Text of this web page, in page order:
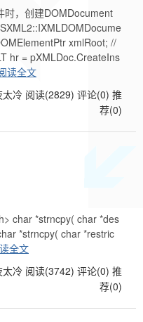
时，创建DOMDocument
xmlRoot; //
hr = pXMLDoc.CreateIns
读全文
冷 阅读(2829) 评论(0) 推
荐(0)
char *strncpy( char *des
*strncpy( char *restric
全文
冷 阅读(3742) 评论(0) 推
荐(0)